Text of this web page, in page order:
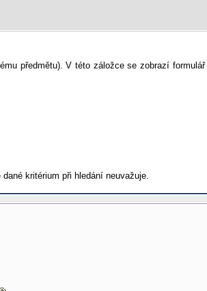
předmětu). V této záložce se zobrazí
kritérium při hledání neuvažuje.